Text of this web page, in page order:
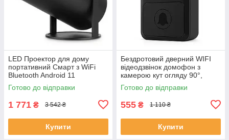
LED Проектор для дому
портативний Смарт з WiFi
Bluetooth Android 11
1280х720р Black LC-68
Готово до відправки
1 771 ₴ 3 542 ₴
Купити
Бездротовий дверний WIFI
відеодзвінок домофон з
камерою кут огляду 90°,
нічне бачення, мобільний
додаток FE-50
Готово до відправки
555 ₴ 1 110 ₴
Купити